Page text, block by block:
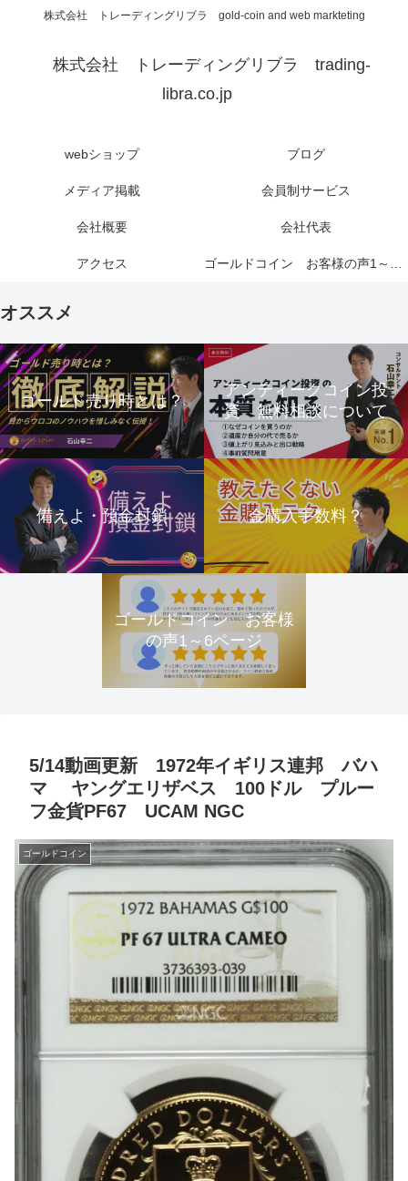
株式会社 トレーディングリブラ gold-coin and web markteting
株式会社 トレーディングリブラ trading-
libra.co.jp
webショップ ブログ
メディア掲載 会員制サービス
会社概要 会社代表
アクセス ゴールドコイン お客様の声1～6ページ
オススメ
ゴールド売り時とは？
アンティークコイン投
資 無料相談について
備えよ・預金封鎖 金購入手数料？
ゴールドコイン お客様
の声1～6ページ
5/14動画更新 1972年イギリス連邦 バハ
マ ヤングエリザベス 100ドル プルー
フ金貨PF67 UCAM NGC
ゴールドコイン